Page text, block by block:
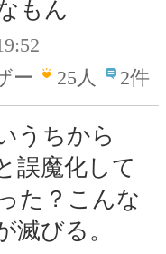
もん
ー
25人 2件
うちから
誤魔化して
た？こんな
滅びる。